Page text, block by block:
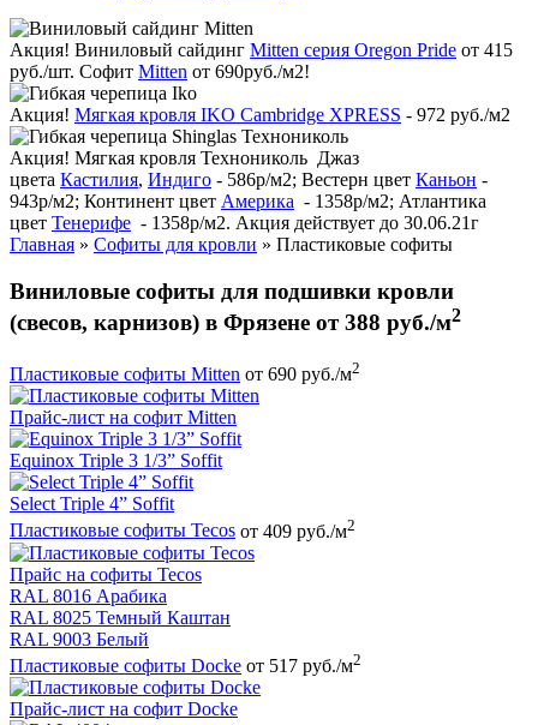
Акция! Виниловый сайдинг Mitten серия Oregon Pride от 415
руб./шт. Софит Mitten от 690руб./м2!
Акция! Мягкая кровля IKO Cambridge XPRESS - 972 руб./м2
Акция! Мягкая кровля Технониколь Джаз
цвета Кастилия, Индиго - 586р/м2; Вестерн цвет Каньон -
943р/м2; Континент цвет Америка - 1358р/м2; Атлантика
цвет Тенерифе - 1358р/м2. Акция действует до 30.06.21г
Главная » Софиты для кровли » Пластиковые софиты
Виниловые софиты для подшивки кровли
(свесов, карнизов) в Фрязене от 388 руб./м2
Пластиковые софиты Mitten от 690 руб./м2
Прайс-лист на софит Mitten
Equinox Triple 3 1/3” Soffit
Select Triple 4” Soffit
Пластиковые софиты Tecos от 409 руб./м2
Прайс на софиты Tecos
RAL 8016 Арабика
RAL 8025 Темный Каштан
RAL 9003 Белый
Пластиковые софиты Docke от 517 руб./м2
Прайс-лист на софит Docke